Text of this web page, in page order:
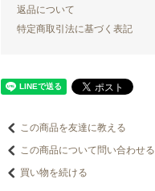
返品について
特定商取引法に基づく表記
この商品を友達に教える
この商品について問い合わせる
買い物を続ける